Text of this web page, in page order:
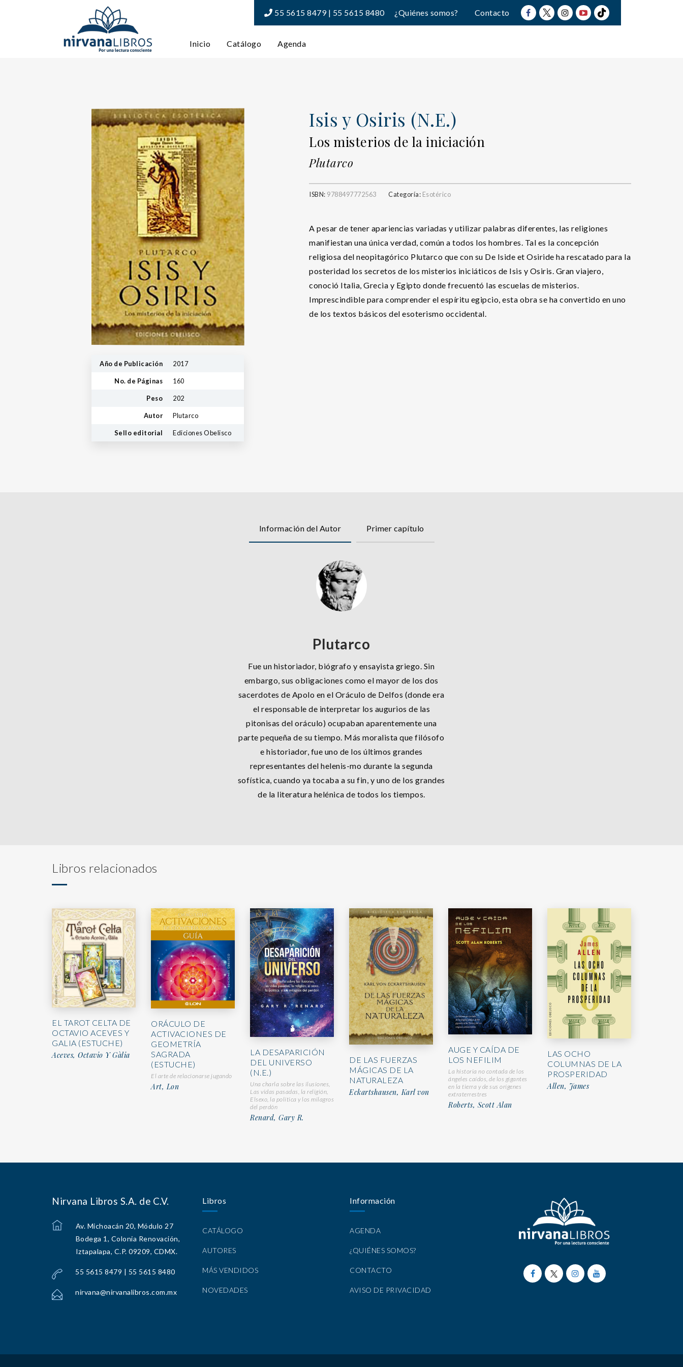
55 5615 8479 | 55 5615 8480 ¿Quiénes somos? Contacto
Inicio Catálogo Agenda
Año de Publicación 2017
No. de Páginas 160
Peso 202
Autor Plutarco
Sello editorial Ediciones Obelisco
Isis y Osiris (N.E.)
Los misterios de la iniciación
Plutarco
ISBN: 9788497772563 Categoría: Esotérico
A pesar de tener apariencias variadas y utilizar palabras diferentes, las religiones
manifiestan una única verdad, común a todos los hombres. Tal es la concepción
religiosa del neopitagórico Plutarco que con su De Iside et Osiride ha rescatado para la
posteridad los secretos de los misterios iniciáticos de Isis y Osiris. Gran viajero,
conoció Italia, Grecia y Egipto donde frecuentó las escuelas de misterios.
Imprescindible para comprender el espíritu egipcio, esta obra se ha convertido en uno
de los textos básicos del esoterismo occidental.
Información del Autor Primer capítulo
Plutarco
Fue un historiador, biógrafo y ensayista griego. Sin
embargo, sus obligaciones como el mayor de los dos
sacerdotes de Apolo en el Oráculo de Delfos (donde era
el responsable de interpretar los augurios de las
pitonisas del oráculo) ocupaban aparentemente una
parte pequeña de su tiempo. Más moralista que filósofo
e historiador, fue uno de los últimos grandes
representantes del helenis-mo durante la segunda
sofística, cuando ya tocaba a su fin, y uno de los grandes
de la literatura helénica de todos los tiempos.
Libros relacionados
EL TAROT CELTA DE
OCTAVIO ACEVES Y
GALIA (ESTUCHE)
Aceves, Octavio Y Gàlia
ORÁCULO DE
ACTIVACIONES DE
GEOMETRÍA
SAGRADA
(ESTUCHE)
El arte de relacionarse jugando
Art, Lon
LA DESAPARICIÓN
DEL UNIVERSO
(N.E.)
Una charla sobre las ilusiones,
Las vidas pasadas, la religión,
Elsexo, la política y los milagros
del perdón
Renard, Gary R.
DE LAS FUERZAS
MÁGICAS DE LA
NATURALEZA
Eckartshausen, Karl von
AUGE Y CAÍDA DE
LOS NEFILIM
La historia no contada de los
ángeles caídos, de los gigantes
en la tierra y de sus orígenes
extraterrestres
Roberts, Scott Alan
LAS OCHO
COLUMNAS DE LA
PROSPERIDAD
Allen, James
Nirvana Libros S.A. de C.V.
Av. Michoacán 20, Módulo 27
Bodega 1, Colonia Renovación,
Iztapalapa, C.P. 09209, CDMX.
55 5615 8479 | 55 5615 8480
nirvana@nirvanalibros.com.mx
Libros
CATÁLOGO
AUTORES
MÁS VENDIDOS
NOVEDADES
Información
AGENDA
¿QUIÉNES SOMOS?
CONTACTO
AVISO DE PRIVACIDAD